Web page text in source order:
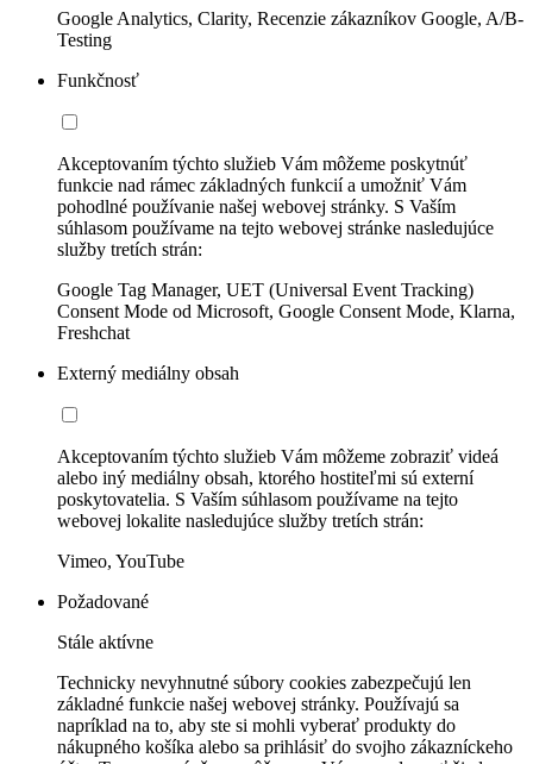
Google Analytics, Clarity, Recenzie zákazníkov Google, A/B-
Testing
Funkčnosť
Akceptovaním týchto služieb Vám môžeme poskytnúť
funkcie nad rámec základných funkcií a umožniť Vám
pohodlné používanie našej webovej stránky. S Vaším
súhlasom používame na tejto webovej stránke nasledujúce
služby tretích strán:
Google Tag Manager, UET (Universal Event Tracking)
Consent Mode od Microsoft, Google Consent Mode, Klarna,
Freshchat
Externý mediálny obsah
Akceptovaním týchto služieb Vám môžeme zobraziť videá
alebo iný mediálny obsah, ktorého hostiteľmi sú externí
poskytovatelia. S Vaším súhlasom používame na tejto
webovej lokalite nasledujúce služby tretích strán:
Vimeo, YouTube
Požadované
Stále aktívne
Technicky nevyhnutné súbory cookies zabezpečujú len
základné funkcie našej webovej stránky. Používajú sa
napríklad na to, aby ste si mohli vyberať produkty do
nákupného košíka alebo sa prihlásiť do svojho zákazníckeho